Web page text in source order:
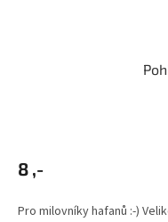
8 ,-
Pro milovníky hafanů :-)